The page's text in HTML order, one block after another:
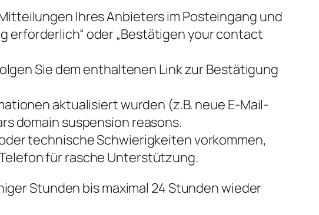
Ihres Anbieters im Posteingang und
erforderlich“ oder „Bestätigen your contact
Sie dem enthaltenen Link zur Bestätigung
aktualisiert wurden (z.B. neue E-Mail-
domain suspension reasons.
technische Schwierigkeiten vorkommen,
für rasche Unterstützung.
Stunden bis maximal 24 Stunden wieder